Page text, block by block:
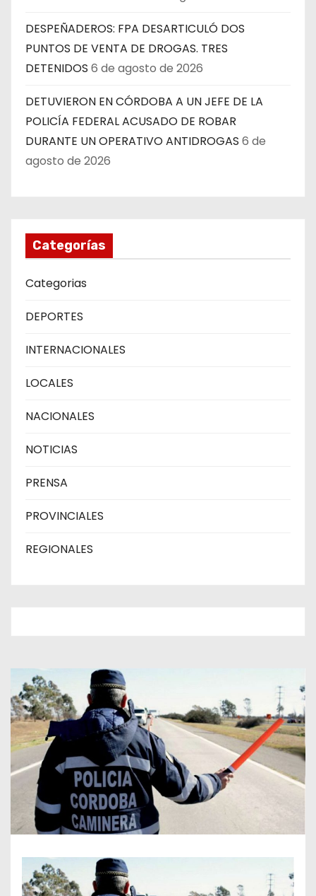
DESPEÑADEROS: FPA DESARTICULÓ DOS
PUNTOS DE VENTA DE DROGAS. TRES
DETENIDOS 6 de agosto de 2026
DETUVIERON EN CÓRDOBA A UN JEFE DE LA
POLICÍA FEDERAL ACUSADO DE ROBAR
DURANTE UN OPERATIVO ANTIDROGAS 6 de
agosto de 2026
Categorías
Categorias
DEPORTES
INTERNACIONALES
LOCALES
NACIONALES
NOTICIAS
PRENSA
PROVINCIALES
REGIONALES